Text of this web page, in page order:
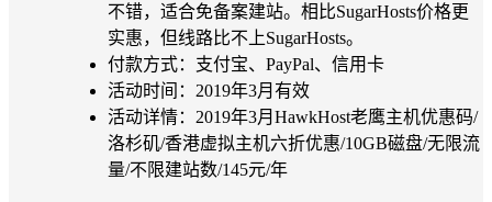
不错，适合免备案建站。相比SugarHosts价格更
实惠，但线路比不上SugarHosts。
付款方式：支付宝、PayPal、信用卡
活动时间：2019年3月有效
活动详情：2019年3月HawkHost老鹰主机优惠码/
洛杉矶/香港虚拟主机六折优惠/10GB磁盘/无限流
量/不限建站数/145元/年